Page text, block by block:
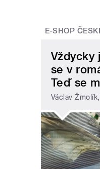
E-SHOP
Vždycky
se v
Teď se
Václav